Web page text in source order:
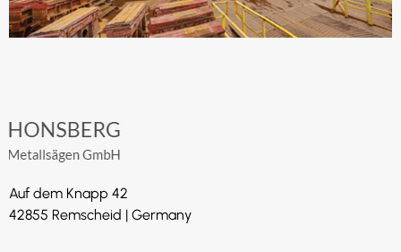
Auf dem Knapp 42
42855 Remscheid | Germany